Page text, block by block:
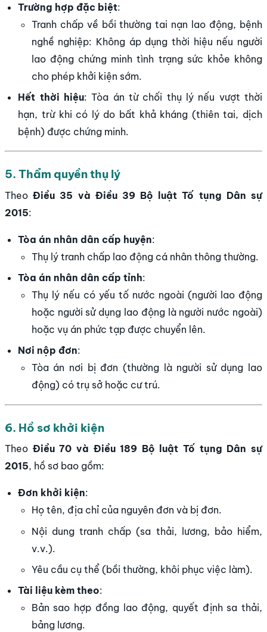
Trường hợp đặc biệt:
Tranh chấp về bồi thường tai nạn lao động, bệnh
nghề nghiệp: Không áp dụng thời hiệu nếu người
lao động chứng minh tình trạng sức khỏe không
cho phép khởi kiện sớm.
Hết thời hiệu: Tòa án từ chối thụ lý nếu vượt thời
hạn, trừ khi có lý do bất khả kháng (thiên tai, dịch
bệnh) được chứng minh.
5. Thẩm quyền thụ lý
TheoĐiều 35 và Điều 39 Bộ luật Tố tụng Dân sự
2015:
Tòa án nhân dân cấp huyện:
Thụ lý tranh chấp lao động cá nhân thông thường.
Tòa án nhân dân cấp tỉnh:
Thụ lý nếu có yếu tố nước ngoài (người lao động
hoặc người sử dụng lao động là người nước ngoài)
hoặc vụ án phức tạp được chuyển lên.
Nơi nộp đơn:
Tòa án nơi bị đơn (thường là người sử dụng lao
động) có trụ sở hoặc cư trú.
6. Hồ sơ khởi kiện
Theo Điều 70 và Điều 189 Bộ luật Tố tụng Dân sự
2015, hồ sơ bao gồm:
Đơn khởi kiện:
Họ tên, địa chỉ của nguyên đơn và bị đơn.
Nội dung tranh chấp (sa thải, lương, bảo hiểm,
v.v.).
Yêu cầu cụ thể (bồi thường, khôi phục việc làm).
Tài liệu kèm theo:
Bản sao hợp đồng lao động, quyết định sa thải,
bảng lương.